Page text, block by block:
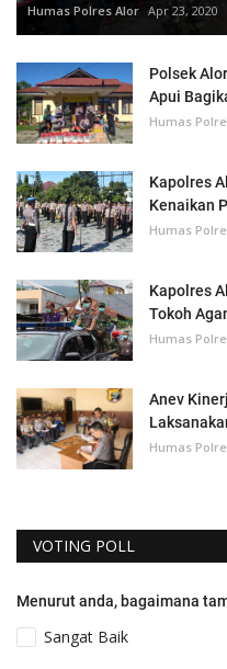
Humas Polres Alor Apr 23, 2020
Polsek
Apui
Humas
Kapolres
Kenaikan
Humas
Kapolres
Tokoh
Humas
Anev
Humas
VOTING POLL
Menurut anda, bagaimana
Sangat Baik